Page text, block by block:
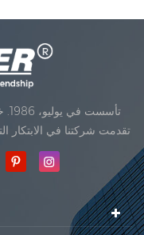
حققت شركتنا هدف الجودة
مقياس